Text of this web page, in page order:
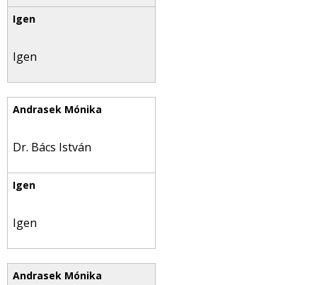
Igen
Dr. Bács István
Igen